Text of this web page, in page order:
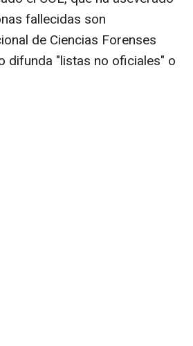
fallecidas son
de Ciencias Forenses
difunda "listas no oficiales" o